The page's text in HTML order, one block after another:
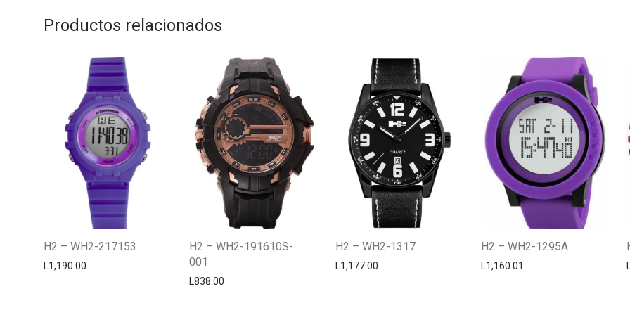
Productos relacionados
H2 – WH2-217153
L1,190.00
H2 – WH2-191610S-
001
L838.00
H2 – WH2-1317
L1,177.00
H2 – WH2-1295A
L1,160.01